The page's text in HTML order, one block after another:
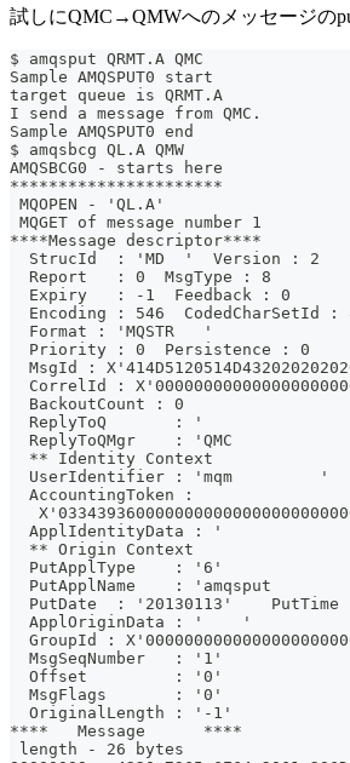
試しにQMC→QMWへのメッセージの
$ amqsput QRMT.A QMC
Sample AMQSPUT0 start
target queue is QRMT.A
I send a message from QMC.
Sample AMQSPUT0 end
$ amqsbcg QL.A QMW
AMQSBCG0 - starts here
**********************
MQOPEN - 'QL.A'
MQGET of message number 1
****Message descriptor****
  StrucId  : 'MD  '  Version : 2
  Report   : 0  MsgType : 8
  Expiry   : -1  Feedback : 0
Encoding : 546  CodedCharSetId :
  Format : 'MQSTR   '
  Priority : 0  Persistence : 0
MsgId :
CorrelId :
  BackoutCount : 0
ReplyToQ       : '
ReplyToQMgr    : 'QMC
  ** Identity Context
  UserIdentifier : 'mqm         '
  AccountingToken :
ApplIdentityData : '
  ** Origin Context
  PutApplType    : '6'
PutApplName    : 'amqsput
PutDate  : '20130113'    PutTime
  ApplOriginData : '    '
GroupId :
  MsgSeqNumber   : '1'
  Offset         : '0'
  MsgFlags       : '0'
  OriginalLength : '-1'
****   Message      ****
length - 26 bytes